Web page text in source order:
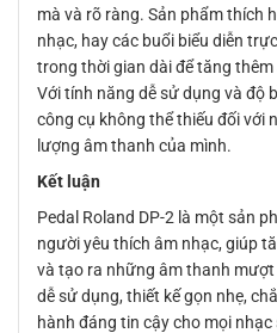
mà và rõ ràng. Sản phẩm thích
nhạc, hay các buổi biểu diễn
trong thời gian dài để tăng
Với tính năng dễ sử dụng và độ
công cụ không thể thiếu đối với
lượng âm thanh của mình.
Kết luận
Pedal Roland DP-2 là một sản
người yêu thích âm nhạc, giúp
và tạo ra những âm thanh
dễ sử dụng, thiết kế gọn nhẹ,
hành đáng tin cậy cho mọi nhạc